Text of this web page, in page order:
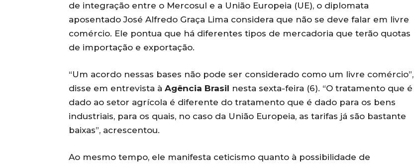
de integração entre o Mercosul e a União Europeia (UE), o diplomata
aposentado José Alfredo Graça Lima considera que não se deve falar em livre
comércio. Ele pontua que há diferentes tipos de mercadoria que terão quotas
de importação e exportação.
“Um acordo nessas bases não pode ser considerado como um livre comércio”,
disse em entrevista à Agência Brasil nesta sexta-feira (6). “O tratamento que é
dado ao setor agrícola é diferente do tratamento que é dado para os bens
industriais, para os quais, no caso da União Europeia, as tarifas já são bastante
baixas”, acrescentou.
Ao mesmo tempo, ele manifesta ceticismo quanto à possibilidade de